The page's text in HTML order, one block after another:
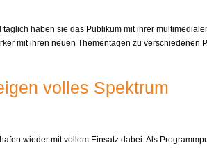
haben sie das Publikum mit ihrer
mit ihren neuen Thementagen zu
volles Spektrum
wieder mit vollem Einsatz dabei. Als